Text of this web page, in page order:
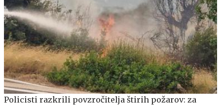
Policisti razkrili povzročitelja štirih požarov: za